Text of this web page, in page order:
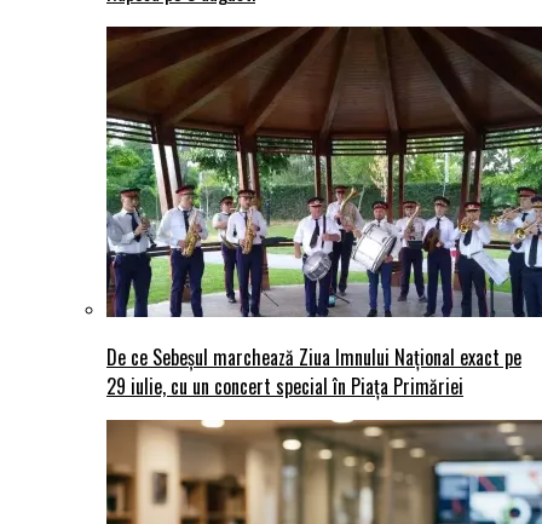
De ce Sebeșul marchează Ziua Imnului Național exact pe
29 iulie, cu un concert special în Piața Primăriei